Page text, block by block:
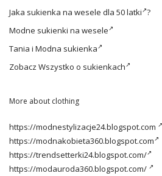
Jaka sukienka na wesele dla 50 latki ?
Modne sukienki na wesele
Tania i Modna sukienka
Zobacz Wszystko o sukienkach
More about clothing
https://modnestylizacje24.blogspot.com
https://modnakobieta360.blogspot.com
https://trendsetterki24.blogspot.com/
https://modauroda360.blogspot.com/